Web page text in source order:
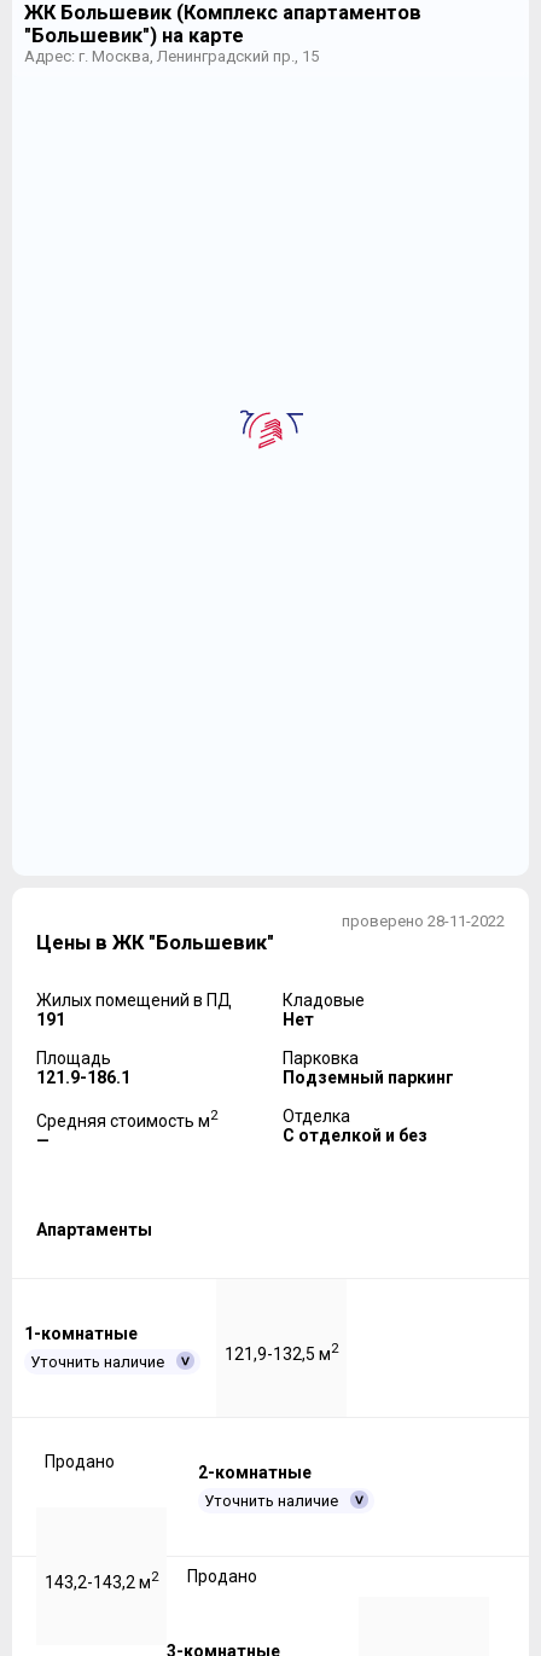
ЖК Большевик (Комплекс апартаментов
"Большевик") на карте
Адрес: г. Москва, Ленинградский пр., 15
проверено 28-11-2022
Цены в ЖК "Большевик"
Жилых помещений в ПД
191
Площадь
121.9-186.1
Средняя стоимость м2
—
Кладовые
Нет
Парковка
Подземный паркинг
Отделка
С отделкой и без
Апартаменты
1-комнатные
Уточнить наличие 121,9-132,5 м2
Продано
2-комнатные
Уточнить наличие
143,2-143,2 м2 Продано
3-комнатные